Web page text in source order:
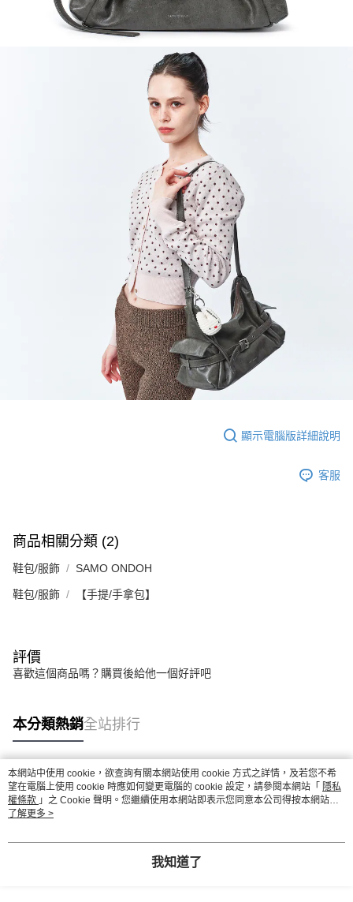
顯示電腦版詳細說明
客服
商品相關分類 (2)
鞋包/服飾 SAMO ONDOH
鞋包/服飾 【手提/手拿包】
評價
喜歡這個商品嗎？購買後給他一個好評吧
本分類熱銷全站排行
熱門標籤
本網站中使用 cookie，欲查詢有關本網站使用 cookie 方式之詳情，及若您不希
望在電腦上使用 cookie 時應如何變更電腦的 cookie 設定，請參閱本網站「 隱私
權條款 」之 Cookie 聲明。您繼續使用本網站即表示您同意本公司得按本網站使
用條款之 Cookie 聲明使用 cookie。
了解更多 >
我知道了